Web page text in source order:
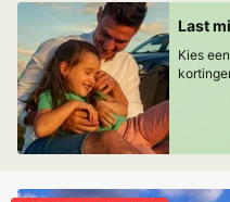
Last
Kies